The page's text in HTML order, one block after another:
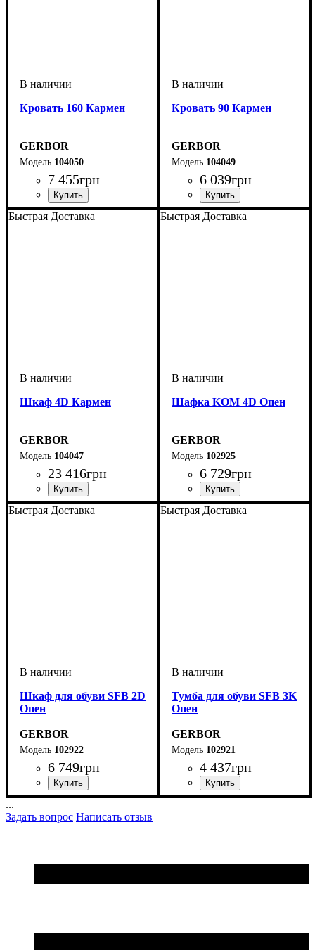
Кровать 160 Кармен
GERBOR
104050
7 455грн
Кровать 90 Кармен
GERBOR
104049
6 039грн
Быстрая Доставка
Шкаф 4D Кармен
GERBOR
104047
23 416грн
Быстрая Доставка
Шафка KOM 4D Опен
GERBOR
102925
6 729грн
Быстрая Доставка
Шкаф для обуви SFB 2D
Опен
GERBOR
102922
6 749грн
Быстрая Доставка
Тумба для обуви SFB 3K
Опен
GERBOR
102921
4 437грн
...
Задать вопрос Написать отзыв